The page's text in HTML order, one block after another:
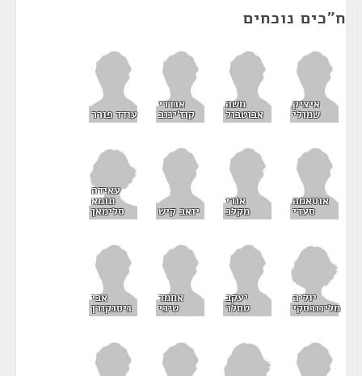
ח"כים נוכחים
איציק
שמולי
משה
אבוטבול
אנדרי
קוז'ינוב עודד פורר
אוסאמה
סעדי
אורי
מקלב יואב קיש
עאידה
תומא
סלימאן
יוליה
מלינובסקי
יעקב
טסלר
אחמד
טיבי
אבי
ניסנקורן